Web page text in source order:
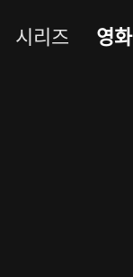
시리즈 영화